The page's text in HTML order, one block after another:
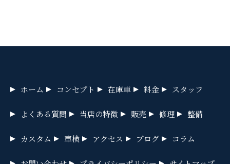
ホーム コンセプト 在庫車 料金 スタッフ
よくある質問 当店の特徴 販売 修理 整備
カスタム 車検 アクセス ブログ コラム